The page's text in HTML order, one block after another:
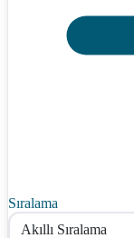
Sıralama
Akıllı Sıralama